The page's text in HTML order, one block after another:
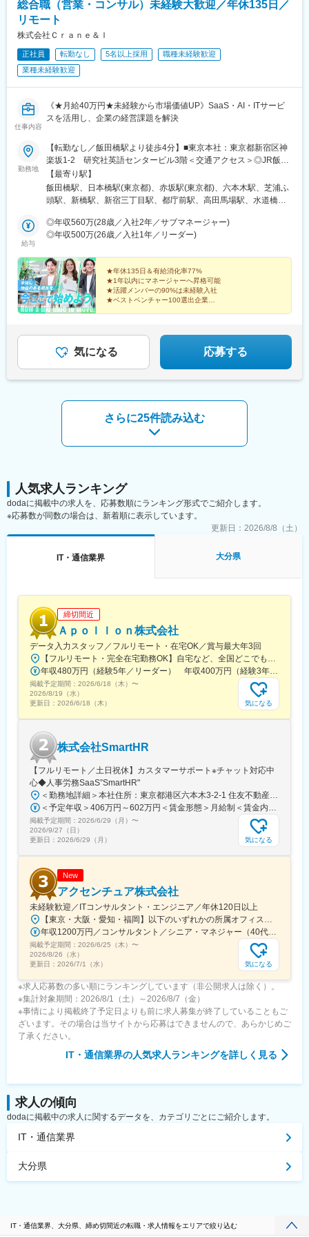
総合職（営業・コンサル）未経験大歓迎／年休135日／
リモート
株式会社Ｃｒａｎｅ＆Ｉ
正社員 転勤なし 5名以上採用
職種未経験歓迎
業種未経験歓迎
仕事内容
《★月給40万円★未経験から市場価値UP》SaaS・AI・ITサービ
スを活用し、企業の経営課題を解決
勤務地
【転勤なし／飯田橋駅より徒歩4分】■東京本社：東京都新宿区神
楽坂1-2 研究社英語センタービル3階＜交通アクセス＞◎JR飯田
橋駅 西口より徒歩4分◎東京メトロ飯田橋駅 B3出口より徒歩4分※
担当プロジェクトにより、将来的にリモートワーク（在宅勤務）
も可能です！
【最寄り駅】
飯田橋駅、日本橋駅(東京都)、赤坂駅(東京都)、六本木駅、芝浦ふ
頭駅、新橋駅、新宿三丁目駅、都庁前駅、高田馬場駅、水道橋
青海駅(東京都)、豊洲駅、有明駅(東京都)、亀戸駅、木場駅(東京
都)、天王洲アイル駅、立会川駅、大崎広小路駅、自由が丘駅、蒲
駅、明治神宮前駅、原宿駅、恵比寿駅、中野駅(東京都)、荻窪駅、
池袋駅、向原駅(東京都)、都電雑司ケ谷駅、赤羽駅、南千住駅、東
武練馬駅、光が丘駅、北千住駅、亀有駅、西葛西駅、吉祥寺駅、
井の頭公園駅、三鷹駅、府中競馬正門前駅、調布駅、町田駅、南
町田グランベリーパーク駅、豊田駅、国分寺駅、立川北駅、高松
よみうりランド駅、武蔵引田駅、新高島駅、横浜駅、元町・中華
街駅、伊勢佐木長者町駅、神奈川駅、新横浜駅、大倉山駅(神奈川
駅、橋本駅(神奈川県)、上溝駅、相模大野駅、汐入駅、横須賀中央
駅、平塚駅、鎌倉駅、大船駅、藤沢駅、辻堂駅、石上駅、小田原
駅、鴨宮駅、茅ケ崎駅、逗子・葉山駅、三崎口駅、秦野駅、倉見
駅、中央林間駅、伊勢原駅、海老名駅(相模線)、相武台前駅、大雄
山駅、高座渋谷駅、相模金子駅、湯河原駅、京急鶴見駅、杉田駅
宮駅、番田駅(神奈川県)、東京テレポート駅、牛込神楽坂駅、三越
前駅、溜池山王駅、六本木一丁目駅、汐留駅、新宿御苑前駅、西
新宿駅、西早稲田駅、春日駅(東京都)、上野広小路駅、とうきょう
スカイツリー駅、国際展示場駅、亀戸水神駅、五反田駅、九品仏
駅、蓮沼駅、二子新地駅、西太子堂駅、千歳船橋駅、神泉駅、代
王多摩川駅、立川駅、京王八王子駅、京王口ステイション駅、高
駅、緑町駅、北茅ケ崎駅、逗子駅、海老名駅(相鉄・小田急)、鶴見
駅、入谷駅(神奈川県)、台場駅、茅場町駅、赤坂見附駅、麻布十番
駅、内幸町駅、東新宿駅、新宿西口駅、下落合駅、御徒町駅、曳
舟駅、東京国際クルーズターミナル駅、東京ビッグサイト駅、不
動前駅、表参道駅、代々木公園駅、東池袋四丁目駅、京成関屋
駅、府中本町駅、立川南駅、日本大通り駅、関内駅、八丁畷駅、
武蔵溝ノ口駅、柳小路駅、お台場海浜公園駅
給与
◎年収560万(28歳／入社2年／サブマネージャー)
◎年収500万(26歳／入社1年／リーダー)
★年休135日＆有給消化率77%
★1年以内にマネージャーへ昇格可能
★活躍メンバーの90%は未経験入社
★ベストベンチャー100選出企業
気になる 応募する
さらに25件読み込む
人気求人ランキング
dodaに掲載中の求人を、応募数順にランキング形式でご紹介します。
※応募数が同数の場合は、新着順に表示しています。
更新日： 2026/8/8（土）
IT・通信業界 大分県
締切間近
Ａｐｏｌｌｏｎ株式会社
データ入力スタッフ／フルリモート・在宅OK／賞与最大年3回
【フルリモート・完全在宅勤務OK】自宅など、全国どこでもあなたが働きやすい場所で働けます★転居を伴う転勤なし★全国47都道府県どこからでも応募OK【本社】東京都新宿区山吹町130番地の15 茜ビル2-A＜アクセス＞有楽町線「江戸川橋駅」、東西線「東西線」より徒歩10分※受動喫煙対策：あり
年収480万円（経験5年／リーダー） 年収400万円（経験3年／メンバー）
掲載予定期間： 2026/6/18（木） 〜
2026/8/19（水）
更新日： 2026/6/18（木） 気になる
株式会社SmartHR
【フルリモート／土日祝休】カスタマーサポート※チャット対応中
心◆人事労務SaaS”SmartHR"
＜勤務地詳細＞本社住所：東京都港区六本木3-2-1 住友不動産六本木グランドタワー勤務地最寄駅：東京メトロ南北線／六本木一丁目駅受動喫煙対策：屋内全面禁煙変更の範囲：会社の定める事業所（リモートワーク含む）
＜予定年収＞406万円～602万円＜賃金形態＞月給制＜賃金内訳＞月額（基本給）：212,480円～315,200円その他固定手当/月：5,000円固定残業手当/月：77,520円～114,800円（固定残業時間45時間0分/月）超過した時間外労働の残業手当は追加支給＜月給＞295,000円～435,000円（一律手当を含む）＜昇給有無＞有＜残業手当＞有賃金はあくまでも目安の金額であり、選考を通じて上下する可能性があります。月給(月額)は固定手当を含めた表記です。
掲載予定期間： 2026/6/29（月） 〜
2026/9/27（日）
更新日： 2026/6/29（月） 気になる
New
アクセンチュア株式会社
未経験歓迎／ITコンサルタント・エンジニア／年休120日以上
【東京・大阪・愛知・福岡】以下のいずれかの所属オフィスもしくは各エリアのプロジェクト先 所属オフィス：■赤坂インターシティ■関西オフィス■アクセンチュア・アドバンスト・テクノロジーセンター名古屋■福岡オフィス※詳細は勤務地一覧よりご覧いただけます。※所属オフィスを問わずプロジェクトにより、国内出張、海外出張の可能性があります【魅力ポイント│世界の知恵を活用】世界中のベストプラクティスがデータベースに集約されており、数多くの事例や社員の知恵を活用できます。日本では前例のない案件でも、世界各国の社員からオンライン・オフライン（海外出張）問わず、気軽にアドバイスを受けることができます。★ この求人のPOINT ★￣￣V￣￣￣￣￣￣￣￣￣＃世界約78万人規模の大手基盤で安定性◎若手から裁量大きく挑戦・成長できる環境＃土日祝休／連続5日以上の休暇取得も可能！／フルフレックス（コアタイムなし）＃コンサル・IT未経験者向けの手厚い研修◎／メンター制度もあるため安心してチャレンジOK！
年収1200万円／コンサルタント／シニア・マネジャー（40代） 年収1000万円／テクノロジーアーキテクト（30代）
掲載予定期間： 2026/6/25（木） 〜
2026/8/26（水）
更新日： 2026/7/1（水） 気になる
※求人応募数の多い順にランキングしています（非公開求人は除く）。
※集計対象期間：2026/8/1（土）～2026/8/7（金）
※事情により掲載終了予定日よりも前に求人募集が終了していることもご
ざいます。その場合は当サイトから応募はできませんので、あらかじめご
了承ください。
IT・通信業界の人気求人ランキングを詳しく見る
求人の傾向
dodaに掲載中の求人に関するデータを、カテゴリごとにご紹介します。
IT・通信業界
大分県
IT・通信業界、大分県、締め切間近の転職・求人情報をエリアで絞り込む